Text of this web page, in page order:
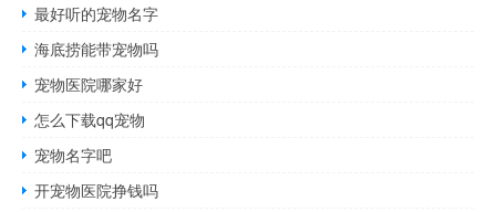
最好听的宠物名字
海底捞能带宠物吗
宠物医院哪家好
怎么下载qq宠物
宠物名字吧
开宠物医院挣钱吗